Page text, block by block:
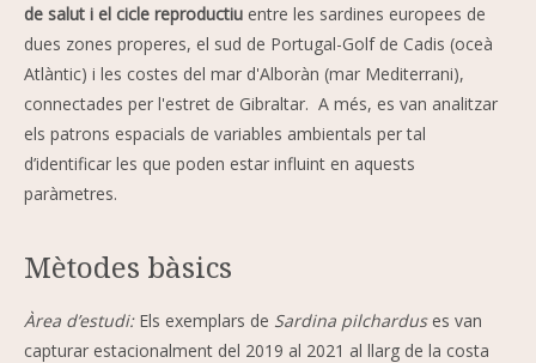
de salut i el cicle reproductiu entre les sardines europees de
dues zones properes, el sud de Portugal-Golf de Cadis (oceà
Atlàntic) i les costes del mar d'Alboràn (mar Mediterrani),
connectades per l'estret de Gibraltar. A més, es van analitzar
els patrons espacials de variables ambientals per tal
d’identificar les que poden estar influint en aquests
paràmetres.
Mètodes bàsics
Àrea d’estudi:Els exemplars de Sardina pilchardus es van
capturar estacionalment del 2019 al 2021 al llarg de la costa